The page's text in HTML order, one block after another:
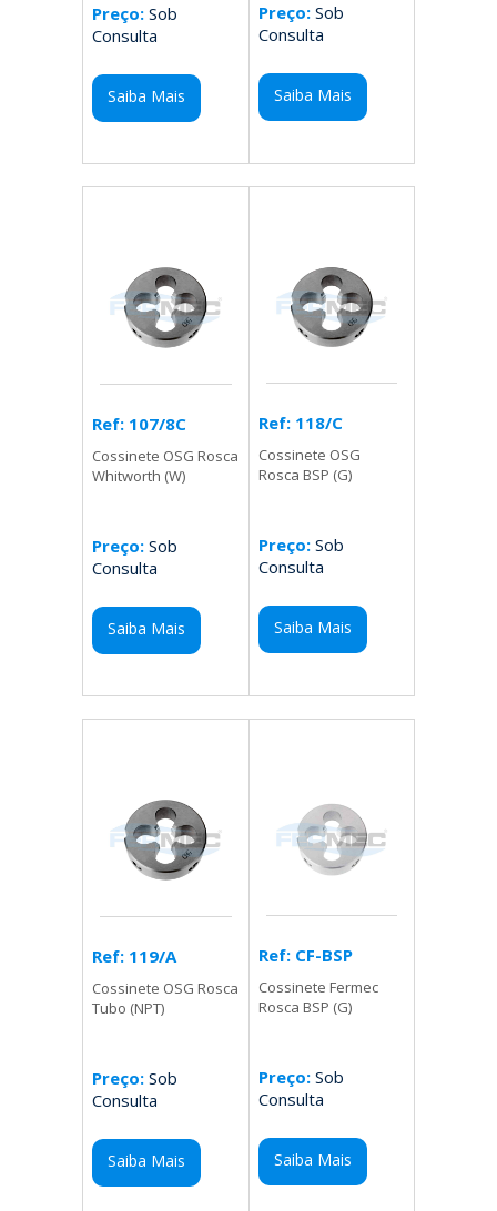
Preço: Sob
Consulta
Saiba Mais
Preço:Sob
Consulta
Saiba Mais
Ref: 107/8C
Cossinete OSG Rosca
Whitworth (W)
Preço: Sob
Consulta
Saiba Mais
Ref: 118/C
Cossinete OSG
Rosca BSP (G)
Preço:Sob
Consulta
Saiba Mais
Ref: 119/A
Cossinete OSG Rosca
Tubo (NPT)
Preço: Sob
Consulta
Saiba Mais
Ref: CF-BSP
Cossinete Fermec
Rosca BSP (G)
Preço:Sob
Consulta
Saiba Mais